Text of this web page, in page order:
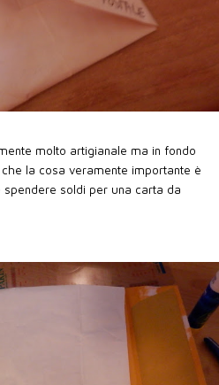
molto artigianale ma in fondo
la cosa veramente importante è
soldi per una carta da